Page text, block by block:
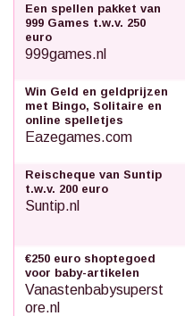
Een spellen pakket van
999 Games t.w.v. 250
euro
999games.nl
Win Geld en geldprijzen
met Bingo, Solitaire en
online spelletjes
Eazegames.com
Reischeque van Suntip
t.w.v. 200 euro
Suntip.nl
€250 euro shoptegoed
voor baby-artikelen
Vanastenbabysuperst
ore.nl